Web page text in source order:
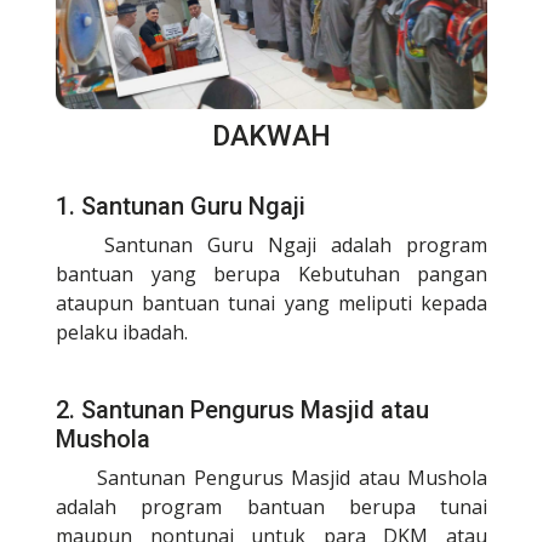
DAKWAH
1. Santunan Guru Ngaji
Santunan Guru Ngaji adalah program
bantuan yang berupa Kebutuhan pangan
ataupun bantuan tunai yang meliputi kepada
pelaku ibadah.
2. Santunan Pengurus Masjid atau
Mushola
Santunan Pengurus Masjid atau Mushola
adalah program bantuan berupa tunai
maupun nontunai untuk para DKM atau